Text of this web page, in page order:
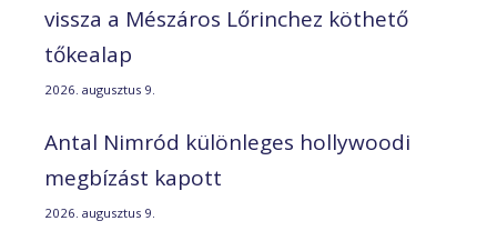
vissza a Mészáros Lőrinchez köthető
tőkealap
2026. augusztus 9.
Antal Nimród különleges hollywoodi
megbízást kapott
2026. augusztus 9.